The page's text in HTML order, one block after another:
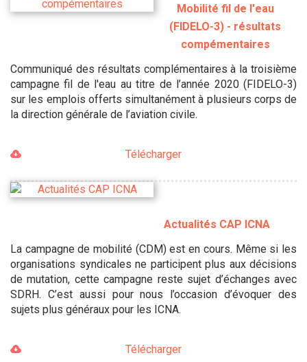
Mobilité fil de l'eau
(FIDELO-3) - résultats
compémentaires
Communiqué des résultats complémentaires à la troisième
campagne fil de l'eau au titre de l’année 2020 (FIDELO-3)
sur les emplois offerts simultanément à plusieurs corps de
la direction générale de l’aviation civile.
Télécharger
Actualités CAP ICNA
La campagne de mobilité (CDM) est en cours. Même si les
organisations syndicales ne participent plus aux décisions
de mutation, cette campagne reste sujet d’échanges avec
SDRH. C’est aussi pour nous l’occasion d’évoquer des
sujets plus généraux pour les ICNA.
Télécharger